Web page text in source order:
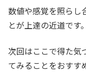
数値や感覚を照らし
とが上達の近道です。
次回はここで得た気
てみることをおすす